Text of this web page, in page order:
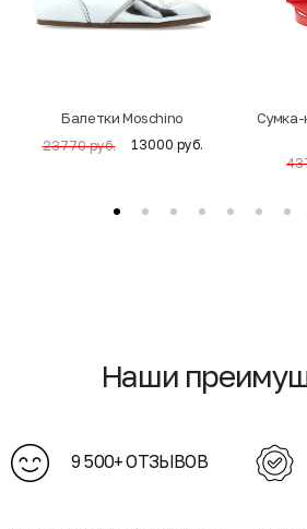
Балетки Moschino
23770 руб. 13000 руб.
Наши
9 500+ ОТЗЫВОВ